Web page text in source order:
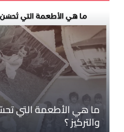
ما هي الأطعمة التي
والتركيز ؟